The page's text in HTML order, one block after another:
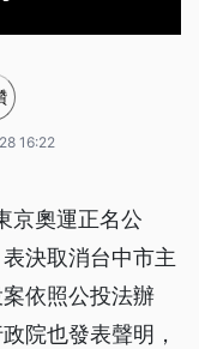
16:22
京奧運正名公
決取消台中市主
依照公投法辦
院也發表聲明，